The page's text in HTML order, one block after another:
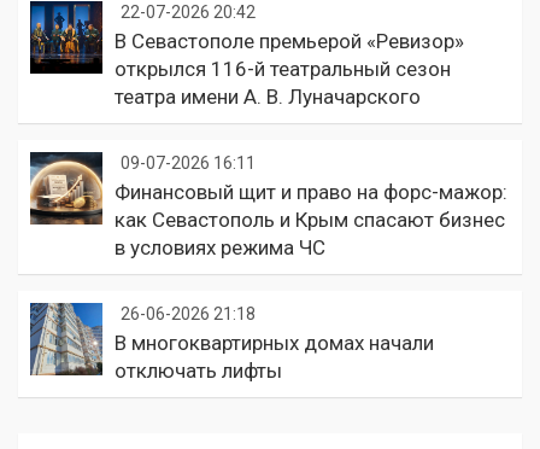
22-07-2026 20:42
В Севастополе премьерой «Ревизор»
открылся 116-й театральный сезон
театра имени А. В. Луначарского
09-07-2026 16:11
Финансовый щит и право на форс-мажор:
как Севастополь и Крым спасают бизнес
в условиях режима ЧС
26-06-2026 21:18
В многоквартирных домах начали
отключать лифты